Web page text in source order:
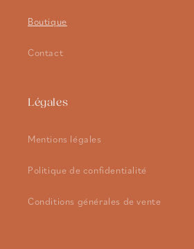
Boutique
Contact
Légales
Mentions légales
Politique de confidentialité
Conditions générales de vente